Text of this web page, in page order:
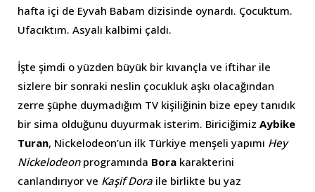
hafta içi de Eyvah Babam dizisinde oynardı. Çocuktum.
Ufacıktım. Asyalı kalbimi çaldı.
İşte şimdi o yüzden büyük bir kıvançla ve iftihar ile
sizlere bir sonraki neslin çocukluk aşkı olacağından
zerre şüphe duymadığım TV kişiliğinin bize epey tanıdık
bir sima olduğunu duyurmak isterim. Biriciğimiz Aybike
Turan, Nickelodeon’un ilk Türkiye menşeli yapımı Hey
Nickelodeonprogramında Bora karakterini
canlandırıyor ve Kaşif Dora ile birlikte bu yaz